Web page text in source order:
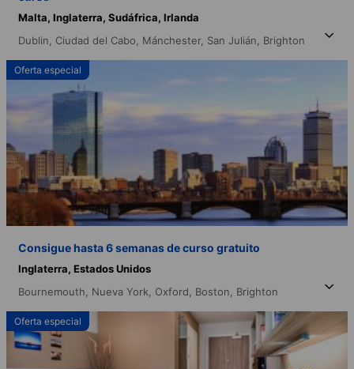
Malta, Inglaterra, Sudáfrica, Irlanda
Dublin, Ciudad del Cabo, Mánchester, San Julián, Brighton
Oferta especial
Consigue hasta 6 semanas de curso gratuito
Inglaterra, Estados Unidos
Bournemouth, Nueva York, Oxford, Boston, Brighton
Oferta especial